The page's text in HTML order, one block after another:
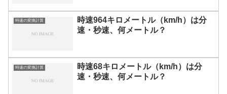
時速の変換計算
時速964キロメートル（km/h）は分
速・秒速、何メートル？
時速の変換計算
時速68キロメートル（km/h）は分
速・秒速、何メートル？